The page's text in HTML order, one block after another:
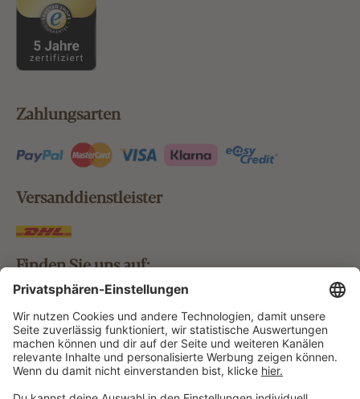
Zahlungsarten
Versanddienstleister
Finden Sie uns auf:
Bestellung widerrufen